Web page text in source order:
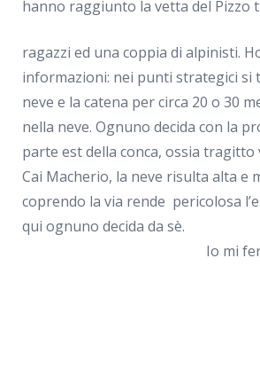
hanno raggiunto la vetta del Pizzo
ragazzi ed una coppia di alpinisti.
informazioni: nei punti strategici si
neve e la catena per circa 20 o 30
nella neve. Ognuno decida con la
parte est della conca, ossia tragitto
Cai Macherio, la neve risulta alta e
coprendo la via rende pericolosa
qui ognuno
Io mi fermo al